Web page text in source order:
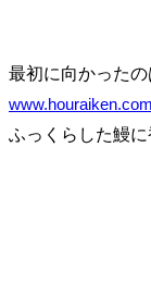
最初に向かったの
ふっくらした鰻